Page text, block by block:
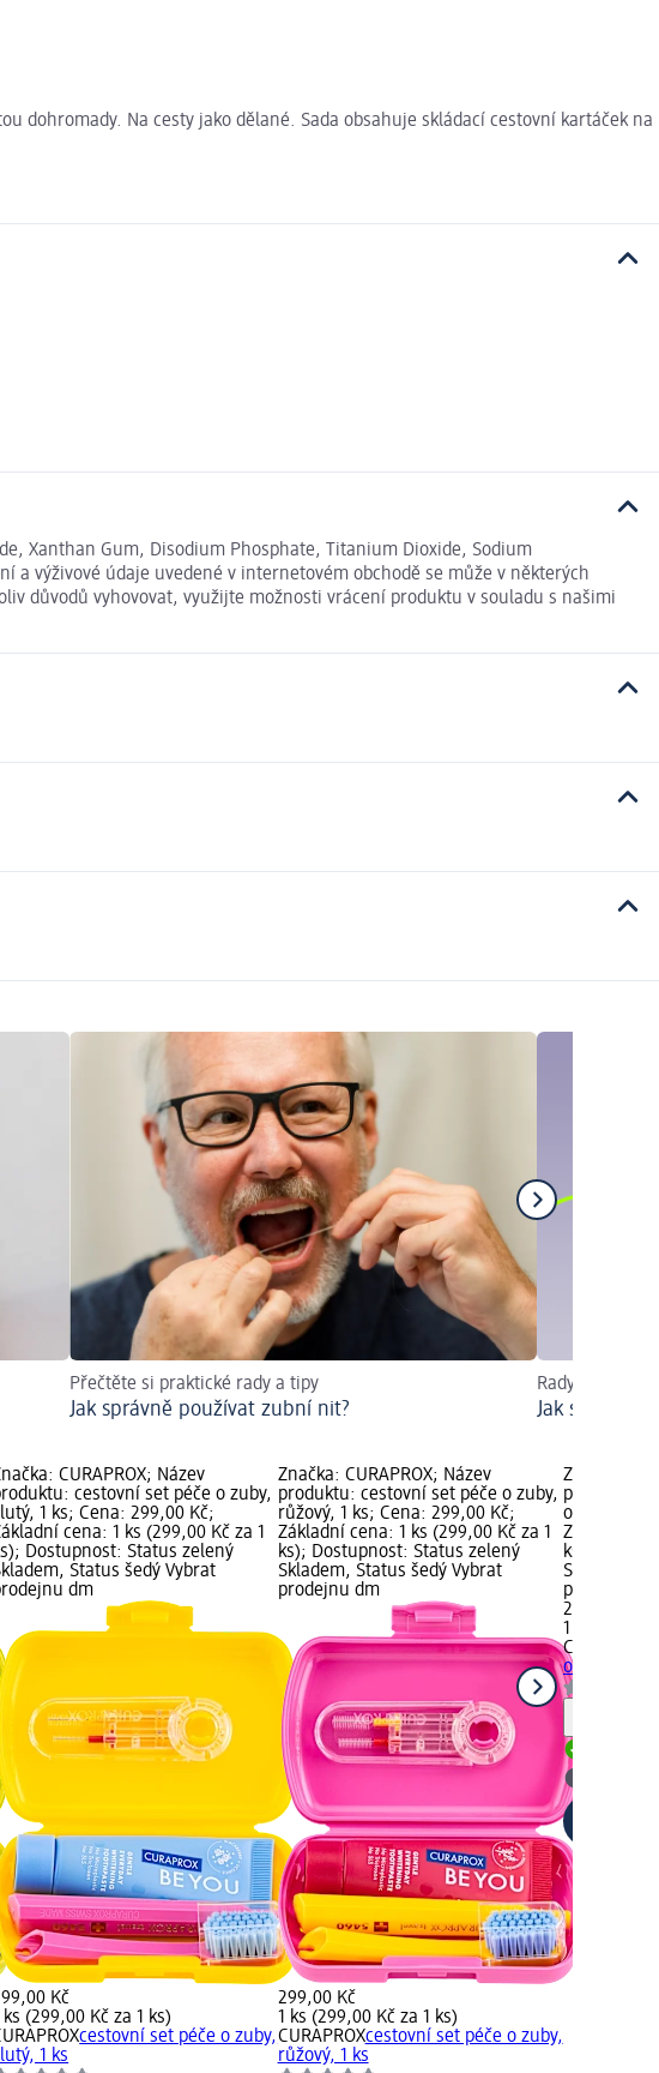
dohromady. Na cesty jako dělané. Sada obsahuje skládací cestovní kartáček na
Xanthan Gum, Disodium Phosphate, Titanium Dioxide, Sodium
a výživové údaje uvedené v internetovém obchodě se může v některých
důvodů vyhovovat, využijte možnosti vrácení produktu v souladu s našimi
Přečtěte si praktické rady a tipy
Jak správně používat zubní nit?
Rady pro
Jak správně
CURAPROX; Název
cestovní set péče o zuby,
1 ks; Cena: 299,00 Kč;
cena: 1 ks (299,00 Kč za 1
Dostupnost: Status zelený
Status šedý Vybrat
dm
Kč
ks (299,00 Kč za 1 ks)
cestovní set péče o zuby,
1 ks
Značka: CURAPROX; Název
produktu: cestovní set péče o zuby,
růžový, 1 ks; Cena: 299,00 Kč;
Základní cena: 1 ks (299,00 Kč za 1
ks); Dostupnost: Status zelený
Skladem, Status šedý Vybrat
prodejnu dm
299,00 Kč
1 ks (299,00 Kč za 1 ks)
CURAPROXcestovní set péče o zuby,
růžový, 1 ks
Značka:
produktu:
oranžový, 1
Základní
ks);
Skladem,
prodejnu
299,00 Kč
1 ks
CURAPROX
oranžový, 1